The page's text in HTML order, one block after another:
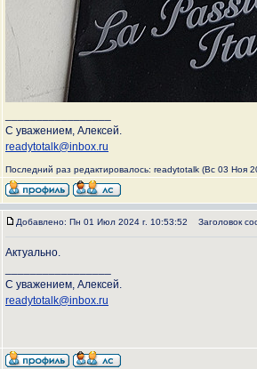
С уважением, Алексей.
readytotalk@inbox.ru
Последний раз редактировалось: readytotalk (Вс 03 Ноя
Добавлено: Пн 01 Июл 2024 г. 10:53:52 Заголовок
Актуально.
С уважением, Алексей.
readytotalk@inbox.ru